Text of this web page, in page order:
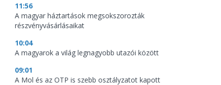
11:56
A magyar háztartások megsokszorozták
részvényvásárlásaikat
10:04
A magyarok a világ legnagyobb utazói között
09:01
A Mol és az OTP is szebb osztályzatot kapott